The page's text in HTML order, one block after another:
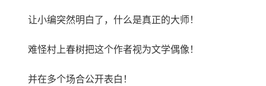
让小编突然明白了，什么是真正的大师！
难怪村上春树把这个作者视为文学偶像！
并在多个场合公开表白！